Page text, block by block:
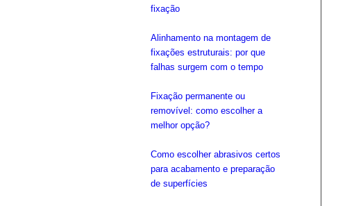
fixação
Alinhamento na montagem de
fixações estruturais: por que
falhas surgem com o tempo
Fixação permanente ou
removível: como escolher a
melhor opção?
Como escolher abrasivos certos
para acabamento e preparação
de superfícies